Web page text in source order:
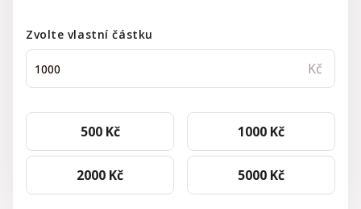
Zvolte vlastní částku
500 Kč 1000 Kč
2000 Kč 5000 Kč